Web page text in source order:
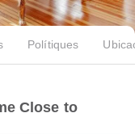
Polítiques
Close to